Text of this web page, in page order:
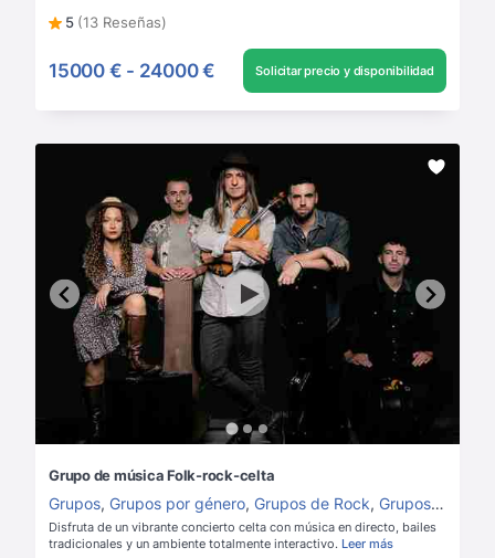
5 (13 Reseñas)
15000 € - 24000 € Solicitar precio y disponibilidad
Grupo de música Folk-rock-celta
Grupos, Grupos por género, Grupos de Rock, Grupos de música para boda
Disfruta de un vibrante concierto celta con música en directo, bailes
tradicionales y un ambiente totalmente interactivo. Leer más